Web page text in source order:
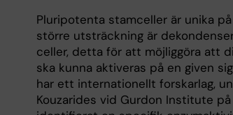
Pluripotenta stamceller är unika
större utsträckning är
celler, detta för att möjliggöra att
ska kunna aktiveras på en given
har ett internationellt forskarlag,
Kouzarides vid Gurdon Institute